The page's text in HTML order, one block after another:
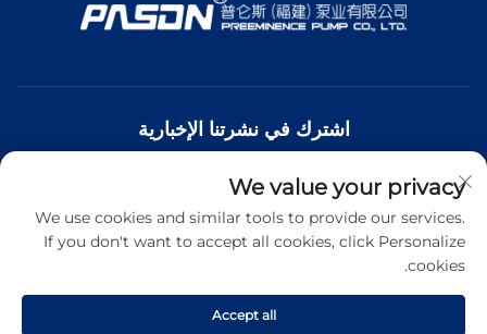
اشترك في نشرتنا الإخبارية
انضم إلى نشرتنا الإخبارية لتلقي أحدث الأخبار والتحديثات والرؤى من
فريقنا.
We value your privacy
We use cookies and similar tools to provide our services.
If you don't want to accept all cookies, click Personalize
cookies.
Accept all